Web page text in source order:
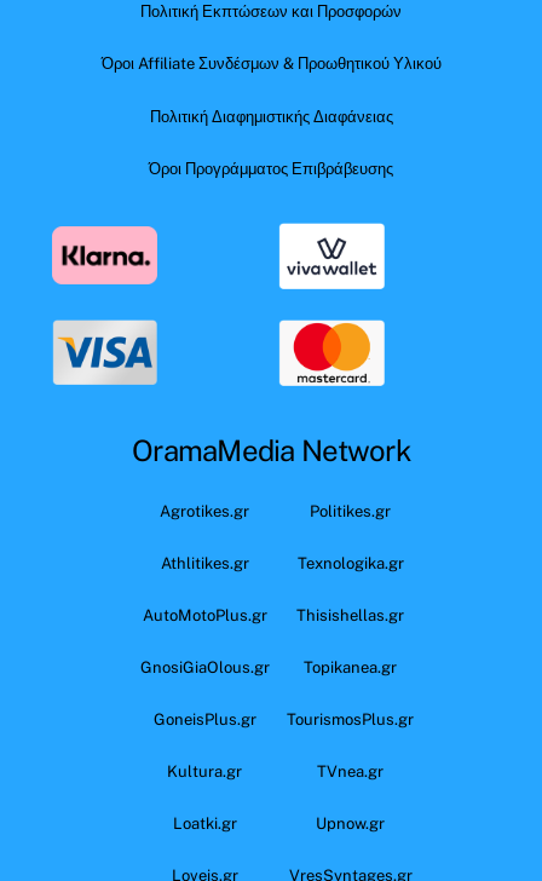
Πολιτική Εκπτώσεων και Προσφορών
Όροι Affiliate Συνδέσμων & Προωθητικού Υλικού
Πολιτική Διαφημιστικής Διαφάνειας
Όροι Προγράμματος Επιβράβευσης
OramaMedia Network
Agrotikes.gr Politikes.gr
Athlitikes.gr Texnologika.gr
AutoMotoPlus.gr Thisishellas.gr
GnosiGiaOlous.gr Topikanea.gr
GoneisPlus.gr TourismosPlus.gr
Kultura.gr TVnea.gr
Loatki.gr Upnow.gr
Loveis.gr VresSyntages.gr